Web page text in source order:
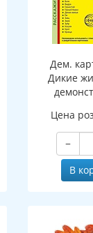
Дем.
Дикие
ПАПКЕ
Цена
−
В